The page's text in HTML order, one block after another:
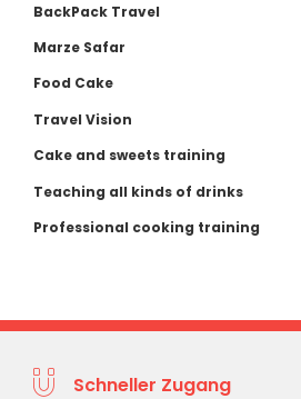
BackPack Travel
Marze Safar
Food Cake
Travel Vision
Cake and sweets training
Teaching all kinds of drinks
Professional cooking training
Schneller Zugang